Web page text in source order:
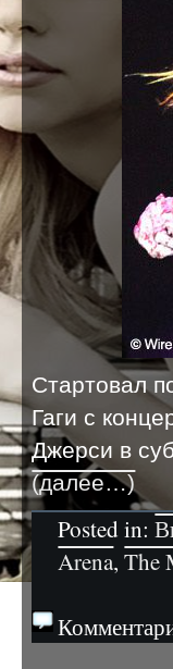
Стартовал
Гаги с
Джерси в
(далее…)
Posted in:
Arena,The